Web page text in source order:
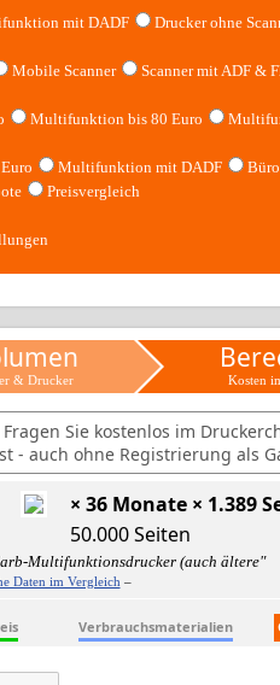
mit DADF
Drucker ohne
Mobile Scanner Scanner mit ADF &
Multifunktion bis 80 Euro
Multifunktion mit DADF
Preisvergleich
& Drucker Kosten
Sie kostenlos im
- auch ohne Registrierung als
× 36 Monate × 1.389
50.000 Seiten
Multifunktionsdrucker (auch ältere"
Daten im Vergleich –
Verbrauchsmaterialien